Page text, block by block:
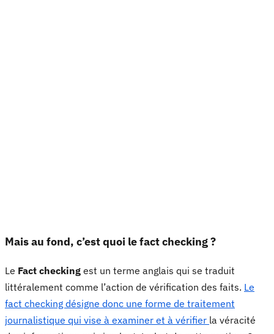
Mais au fond, c’est quoi le fact checking ?
Le Fact checking est un terme anglais qui se traduit
littéralement comme l’action de vérification des faits. Le
fact checking désigne donc une forme de traitement
journalistique qui vise à examiner et à vérifier la véracité